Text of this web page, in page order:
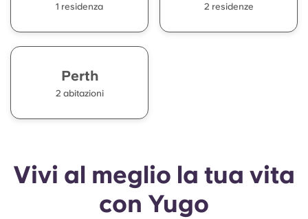
1 residenza 2 residenze
Perth
2 abitazioni
Vivi al meglio la tua vita
con Yugo